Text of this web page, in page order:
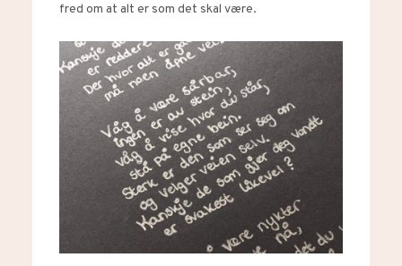
fred om at alt er som det skal være.